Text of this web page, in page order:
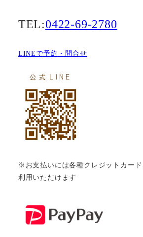
TEL:0422-69-2780
LINEで予約・問合せ
※お支払いには各種クレジットカー
利用いただけます